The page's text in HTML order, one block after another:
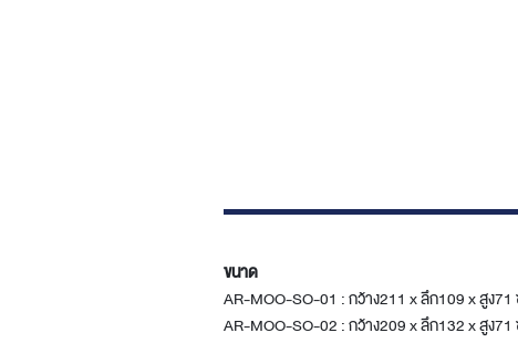
ขนาด
AR-MOO-SO-01 : กว้าง211 x ลึก109 x สูง71
AR-MOO-SO-02 : กว้าง209 x ลึก132 x สูง71